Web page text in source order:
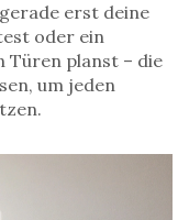
erst deine
oder ein
Türen planst – die
um jeden